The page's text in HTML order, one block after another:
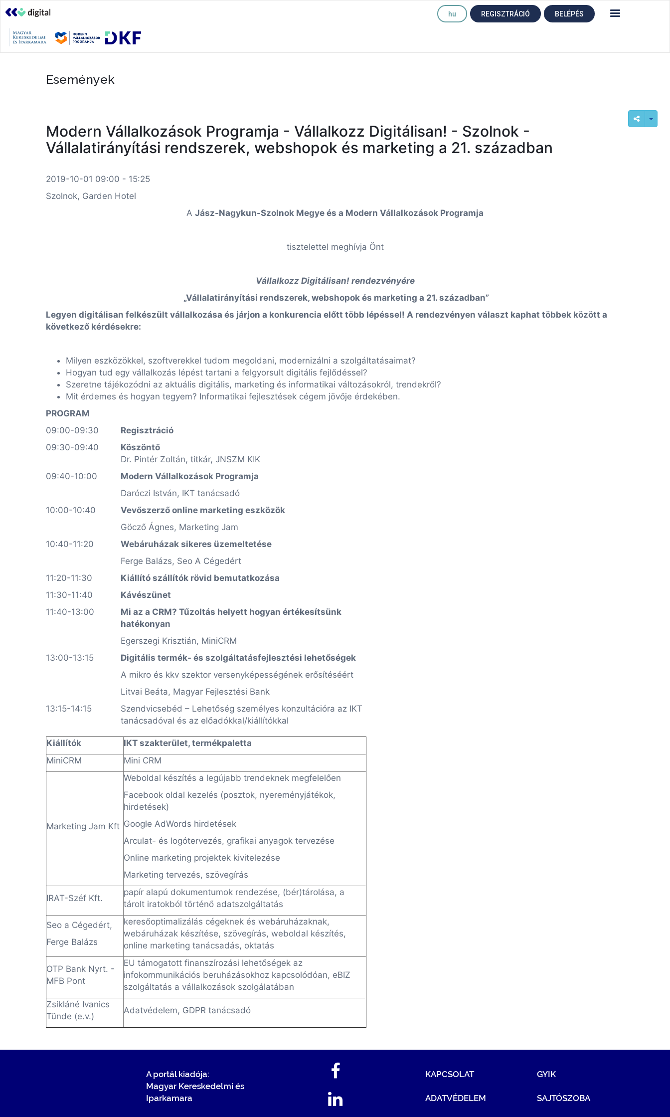
hu REGISZTRÁCIÓ BELÉPÉS
Események
Modern Vállalkozások Programja - Vállalkozz Digitálisan! - Szolnok -
Vállalatirányítási rendszerek, webshopok és marketing a 21. században
2019-10-01 09:00 - 15:25
Szolnok, Garden Hotel
A Jász-Nagykun-Szolnok Megye és a Modern Vállalkozások Programja
tisztelettel meghívja Önt
Vállalkozz Digitálisan! rendezvényére
„Vállalatirányítási rendszerek, webshopok és marketing a 21. században”
Legyen digitálisan felkészült vállalkozása és járjon a konkurencia előtt több lépéssel! A rendezvényen választ kaphat többek között a
következő kérdésekre:
Milyen eszközökkel, szoftverekkel tudom megoldani, modernizálni a szolgáltatásaimat?
Hogyan tud egy vállalkozás lépést tartani a felgyorsult digitális fejlődéssel?
Szeretne tájékozódni az aktuális digitális, marketing és informatikai változásokról, trendekről?
Mit érdemes és hogyan tegyem? Informatikai fejlesztések cégem jövője érdekében.
PROGRAM
09:00-09:30
Regisztráció
09:30-09:40
Köszöntő
Dr. Pintér Zoltán, titkár, JNSZM KIK
09:40-10:00
Modern Vállalkozások Programja
Daróczi István, IKT tanácsadó
10:00-10:40
Vevőszerző online marketing eszközök
Göcző Ágnes, Marketing Jam
10:40-11:20
Webáruházak sikeres üzemeltetése
Ferge Balázs, Seo A Cégedért
11:20-11:30
Kiállító szállítók rövid bemutatkozása
11:30-11:40
Kávészünet
11:40-13:00
Mi az a CRM? Tűzoltás helyett hogyan értékesítsünk
hatékonyan
Egerszegi Krisztián, MiniCRM
13:00-13:15
Digitális termék- és szolgáltatásfejlesztési lehetőségek
A mikro és kkv szektor versenyképességének erősítéséért
Litvai Beáta, Magyar Fejlesztési Bank
13:15-14:15
Szendvicsebéd – Lehetőség személyes konzultációra az IKT
tanácsadóval és az előadókkal/kiállítókkal
Kiállítók
IKT szakterület, termékpaletta
MiniCRM
Mini CRM
Marketing Jam Kft
Weboldal készítés a legújabb trendeknek megfelelően
Facebook oldal kezelés (posztok, nyereményjátékok,
hirdetések)
Google AdWords hirdetések
Arculat- és logótervezés, grafikai anyagok tervezése
Online marketing projektek kivitelezése
Marketing tervezés, szövegírás
IRAT-Széf Kft.
papír alapú dokumentumok rendezése, (bér)tárolása, a
tárolt iratokból történő adatszolgáltatás
Seo a Cégedért,
Ferge Balázs
keresőoptimalizálás cégeknek és webáruházaknak,
webáruházak készítése, szövegírás, weboldal készítés,
online marketing tanácsadás, oktatás
OTP Bank Nyrt. -
MFB Pont
EU támogatott finanszírozási lehetőségek az
infokommunikációs beruházásokhoz kapcsolódóan, eBIZ
szolgáltatás a vállalkozások szolgálatában
Zsikláné Ivanics
Tünde (e.v.)
Adatvédelem, GDPR tanácsadó
A portál kiadója:
Magyar Kereskedelmi és
Iparkamara
KAPCSOLAT
ADATVÉDELEM
GYIK
SAJTÓSZOBA